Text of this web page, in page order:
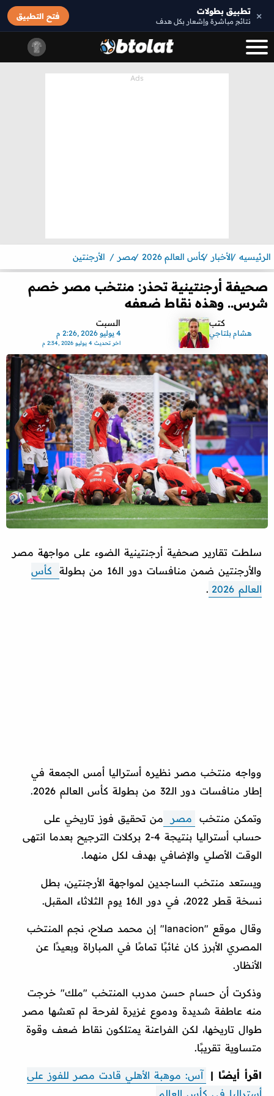
× تطبيق بطولات
نتائج مباشرة وإشعار بكل هدف
فتح التطبيق
الرئيسيه الأخبار كأس العالم 2026 مصر الأرجنتين
صحيفة أرجنتينية تحذر: منتخب مصر خصم
شرس.. وهذه نقاط ضعفه
كتب
هشام بلتاجي
السبت
4 يوليو 2026 ,2:26 م
اخر تحديث4 يوليو 2026 ,2:34 م
سلطت تقارير صحفية أرجنتينية الضوء على مواجهة مصر
والأرجنتين ضمن منافسات دور الـ16 من بطولة
كأس
العالم 2026
.
وواجه منتخب مصر نظيره أستراليا أمس الجمعة في
إطار منافسات دور الـ32 من بطولة كأس العالم 2026.
وتمكن منتخب مصر
من تحقيق فوز تاريخي على
حساب أستراليا بنتيجة 4-2 بركلات الترجيح بعدما انتهى
الوقت الأصلي والإضافي بهدف لكل منهما.
ويستعد منتخب الساجدين لمواجهة الأرجنتين، بطل
نسخة قطر 2022، في دور الـ16 يوم الثلاثاء المقبل.
وقال موقع "lanacion" إن محمد صلاح، نجم المنتخب
المصري الأبرز كان غائبًا تمامًا في المباراة وبعيدًا عن
الأنظار.
وذكرت أن حسام حسن مدرب المنتخب "ملك" خرجت
منه عاطفة شديدة ودموع غزيرة لفرحة لم تعشها مصر
طوال تاريخها، لكن الفراعنة يمتلكون نقاط ضعف وقوة
متساوية تقريبًا.
اقرأ أيضًا |
آس: موهبة الأهلي قادت مصر للفوز على
أستراليا في كأس العالم